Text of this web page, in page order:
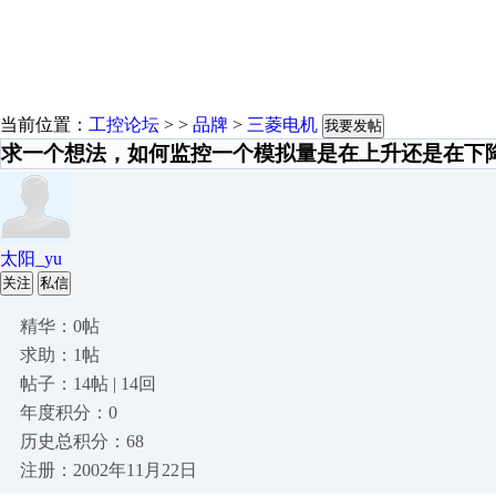
当前位置： 工控论坛 > > 品牌 > 三菱电机 我要发帖
求一个想法，如何监控一个模拟量是在上升还是在下
太阳_yu
关注 私信
精华：0帖
求助：1帖
帖子：14帖 | 14回
年度积分：0
历史总积分：68
注册：2002年11月22日